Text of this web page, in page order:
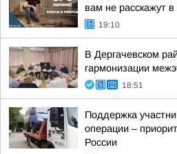
вам не расскажут в
19:10
В Дергачевском
гармонизации
18:51
Поддержка
операции –
России